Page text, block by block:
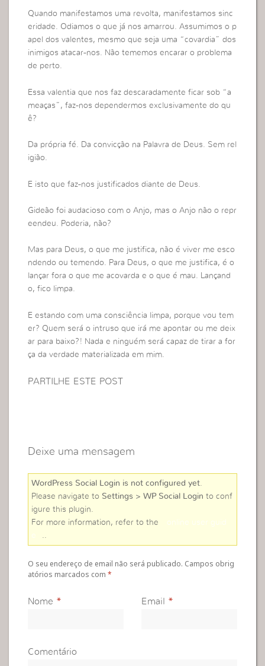
Quando manifestamos uma revolta, manifestamos sinc
eridade. Odiamos o que já nos amarrou. Assumimos o p
apel dos valentes, mesmo que seja uma “covardia” dos
inimigos atacar-nos. Não tememos encarar o problema
de perto.
Essa valentia que nos faz descaradamente ficar sob “a
meaças”, faz-nos dependermos exclusivamente do qu
ê?
Da própria fé. Da convicção na Palavra de Deus. Sem rel
igião.
E isto que faz-nos justificados diante de Deus.
Gideão foi audacioso com o Anjo, mas o Anjo não o repr
eendeu. Poderia, não?
Mas para Deus, o que me justifica, não é viver me esco
ndendo ou temendo. Para Deus, o que me justifica, é o
lançar fora o que me acovarda e o que é mau. Lançand
o, fico limpa.
E estando com uma consciência limpa, porque vou tem
er? Quem será o intruso que irá me apontar ou me deix
ar para baixo?! Nada e ninguém será capaz de tirar a for
ça da verdade materializada em mim.
PARTILHE ESTE POST
Deixe uma mensagem
WordPress Social Login is not configured yet.
Please navigate to Settings > WP Social Login to conf
igure this plugin.
For more information, refer to the
online user guid
e
..
O seu endereço de email não será publicado. Campos obrig
atórios marcados com*
Nome * Email *
Comentário